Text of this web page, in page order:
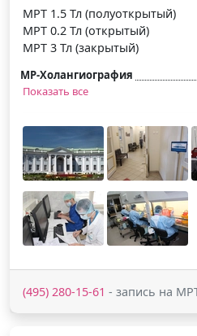
МРТ 1.5 Тл (полуоткрытый)
МРТ 0.2 Тл (открытый)
МРТ 3 Тл (закрытый)
МР-Холангиография
Показать все
(495) 280-15-61 - запись на